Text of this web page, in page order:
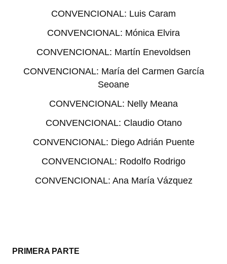
CONVENCIONAL: Luis Caram
CONVENCIONAL: Mónica Elvira
CONVENCIONAL: Martín Enevoldsen
CONVENCIONAL: María del Carmen García
Seoane
CONVENCIONAL: Nelly Meana
CONVENCIONAL: Claudio Otano
CONVENCIONAL: Diego Adrián Puente
CONVENCIONAL: Rodolfo Rodrigo
CONVENCIONAL: Ana María Vázquez
PRIMERA PARTE